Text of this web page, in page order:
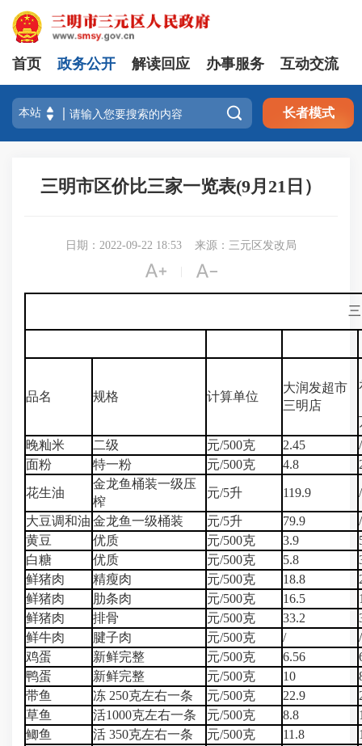
首页 政务公开 解读回应 办事服务 互动交流
 长者模式
三明市区价比三家一览表(9月21日）
日期：2022-09-22 18:53 来源：三元区发改局
 
品名 规格 计算单位
大润发超市
三明店
晚籼米
二级 元/500克 2.45
/
面粉
特一粉 元/500克 4.8
花生油
金龙鱼桶装一级压
榨
元/5升 119.9 /
大豆调和油 金龙鱼一级桶装 元/5升 79.9
/
黄豆
优质 元/500克 3.9
白糖
优质 元/500克 5.8
鲜猪肉
精瘦肉 元/500克 18.8
鲜猪肉
肋条肉 元/500克 16.5
鲜猪肉
排骨 元/500克 33.2
鲜牛肉
腱子肉 元/500克 /
/
鸡蛋
新鲜完整 元/500克 6.56
鸭蛋
新鲜完整 元/500克 10
带鱼
冻 250克左右一条 元/500克 22.9
草鱼
活1000克左右一条 元/500克 8.8
鲫鱼
活 350克左右一条 元/500克 11.8